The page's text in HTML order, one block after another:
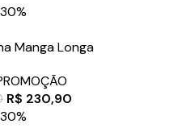
Manga Longa
R$ 230,90